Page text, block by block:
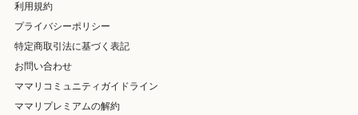
利用規約
プライバシーポリシー
特定商取引法に基づく表記
お問い合わせ
ママリコミュニティガイドライン
ママリプレミアムの解約